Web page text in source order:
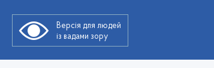
Версія для людей
із вадами зору